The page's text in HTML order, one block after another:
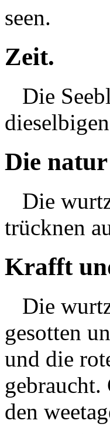
seen.
Zeit.
Die
Die
Die
trücknen
Krafft
Die
gesotten
und die
gebraucht.
den